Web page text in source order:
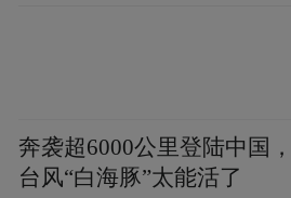
奔袭超6000公里登陆中国，
台风“白海豚”太能活了